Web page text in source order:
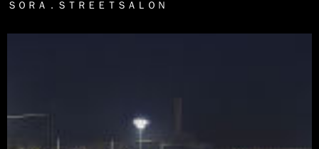
ＳＯＲＡ．ＳＴＲＥＥＴＳＡＬＯＮ